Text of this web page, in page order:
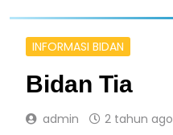
INFORMASI BIDAN
Bidan Tia
admin 2 tahun ago